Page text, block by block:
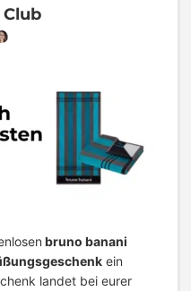
bruno banani
ein
landet bei eurer